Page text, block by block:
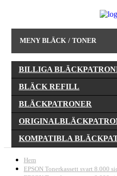
MENY BLÄCK / TONER
BILLIGA
BLÄCK REFILL
BLÄCKPATRONER
KOMPATIBLA
Hem
EPSON Tonerkassett svart 8.000